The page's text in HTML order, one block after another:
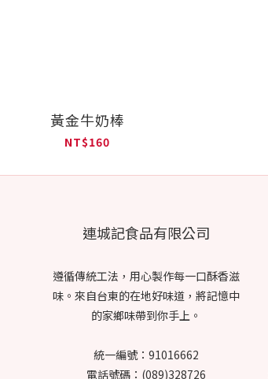
黃金牛奶棒
NT$160
連城記食品有限公司
遵循傳統工法，用心製作每一口酥香滋
味。來自台東的在地好味道，將記憶中
的家鄉味帶到你手上。
統一編號：91016662
電話號碼：(089)328726